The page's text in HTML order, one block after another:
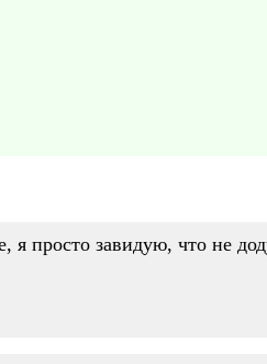
просто завидую, что не